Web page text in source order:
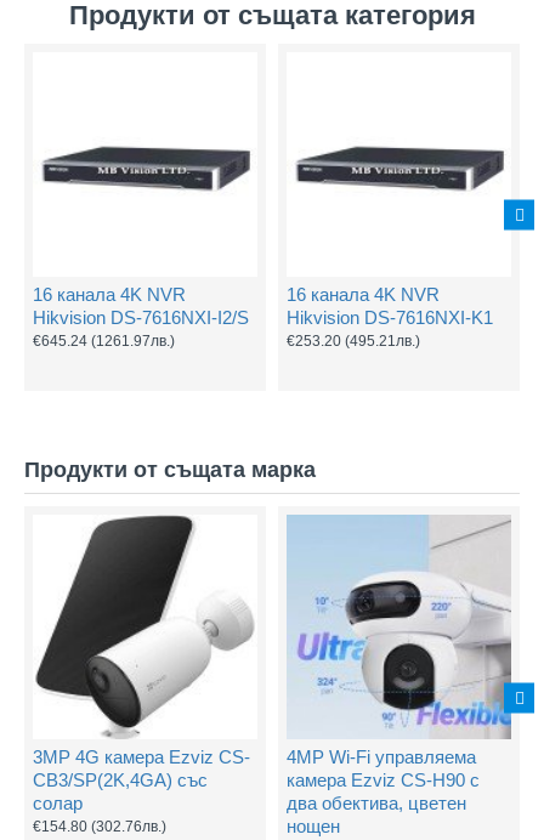
Продукти от същата категория
16 канала 4K NVR
Hikvision DS-7616NXI-I2/S
€645.24 (1261.97лв.)
16 канала 4K NVR
Hikvision DS-7616NXI-K1
€253.20 (495.21лв.)
Продукти от същата марка
3MP 4G камера Ezviz CS-
CB3/SP(2K,4GA) със
солар
€154.80 (302.76лв.)
4MP Wi-Fi управляема
камера Ezviz CS-H90 с
два обектива, цветен
нощен